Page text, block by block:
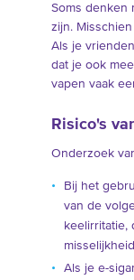
Soms denken
zijn.
Als je
dat je ook
vapen vaak
Risico's
Onderzoek
Bij het
van de
keelirritatie,
Als je e-